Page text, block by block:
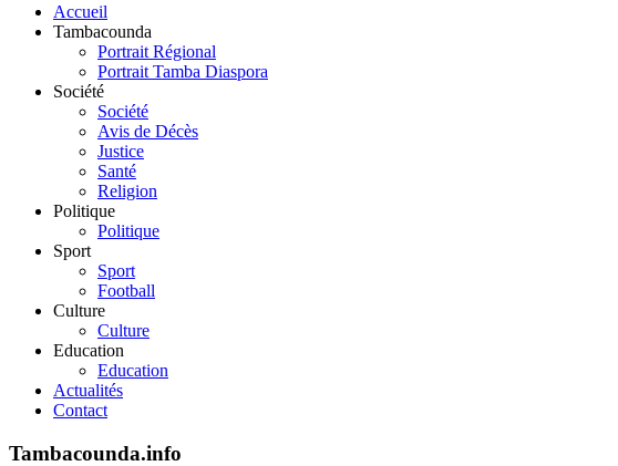
Accueil
Tambacounda
Portrait Régional
Portrait Tamba Diaspora
Société
Société
Avis de Décès
Justice
Santé
Religion
Politique
Politique
Sport
Sport
Football
Culture
Culture
Education
Education
Actualités
Contact
Tambacounda.info